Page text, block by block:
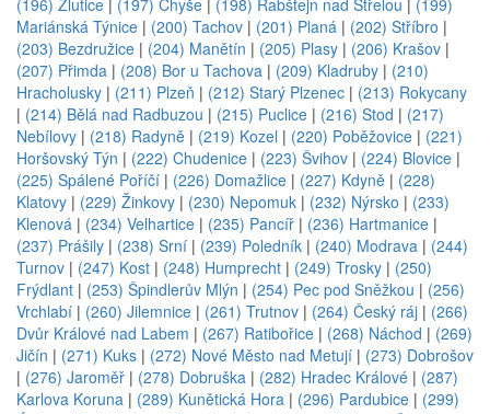
(196) Žlutice | (197) Chyše | (198) Rabštejn nad Střelou | (199)
Mariánská Týnice | (200) Tachov | (201) Planá | (202) Stříbro |
(203) Bezdružice | (204) Manětín | (205) Plasy | (206) Krašov |
(207) Přimda | (208) Bor u Tachova | (209) Kladruby | (210)
Hracholusky | (211) Plzeň | (212) Starý Plzenec | (213) Rokycany
| (214) Bělá nad Radbuzou | (215) Puclice | (216) Stod | (217)
Nebílovy | (218) Radyně | (219) Kozel | (220) Poběžovice | (221)
Horšovský Týn | (222) Chudenice | (223) Švihov | (224) Blovice |
(225) Spálené Poříčí | (226) Domažlice | (227) Kdyně | (228)
Klatovy | (229) Žinkovy | (230) Nepomuk | (232) Nýrsko | (233)
Klenová | (234) Velhartice | (235) Pancíř | (236) Hartmanice |
(237) Prášily | (238) Srní | (239) Poledník | (240) Modrava | (244)
Turnov | (247) Kost | (248) Humprecht | (249) Trosky | (250)
Frýdlant | (253) Špindlerův Mlýn | (254) Pec pod Sněžkou | (256)
Vrchlabí | (260) Jilemnice | (261) Trutnov | (264) Český ráj | (266)
Dvůr Králové nad Labem | (267) Ratibořice | (268) Náchod | (269)
Jičín | (271) Kuks | (272) Nové Město nad Metují | (273) Dobrošov
| (276) Jaroměř | (278) Dobruška | (282) Hradec Králové | (287)
Karlova Koruna | (289) Kunětická Hora | (296) Pardubice | (299)